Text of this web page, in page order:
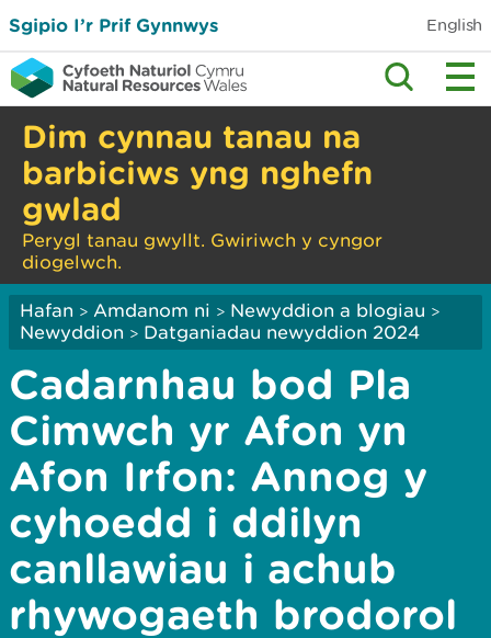
Sgipio I’r Prif Gynnwys English
Dim cynnau tanau na
barbiciws yng nghefn
gwlad
Perygl tanau gwyllt. Gwiriwch y cyngor
diogelwch.
Hafan > Amdanom ni > Newyddion a blogiau >
Newyddion > Datganiadau newyddion 2024
Cadarnhau bod Pla
Cimwch yr Afon yn
Afon Irfon: Annog y
cyhoedd i ddilyn
canllawiau i achub
rhywogaeth brodorol